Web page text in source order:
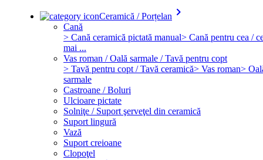
Ceramică / Porțelan keyboard_arrow_right
Cană
> Cană ceramică pictată manual> Cană pentru cea /
mai ...
Vas roman / Oală sarmale / Tavă pentru copt
> Tavă pentru copt / Tavă ceramică> Vas roman>
sarmale
Castroane / Boluri
Ulcioare pictate
Solniţe / Suport şerveţel din ceramică
Suport lingură
Vază
Suport creioane
Clopoţel